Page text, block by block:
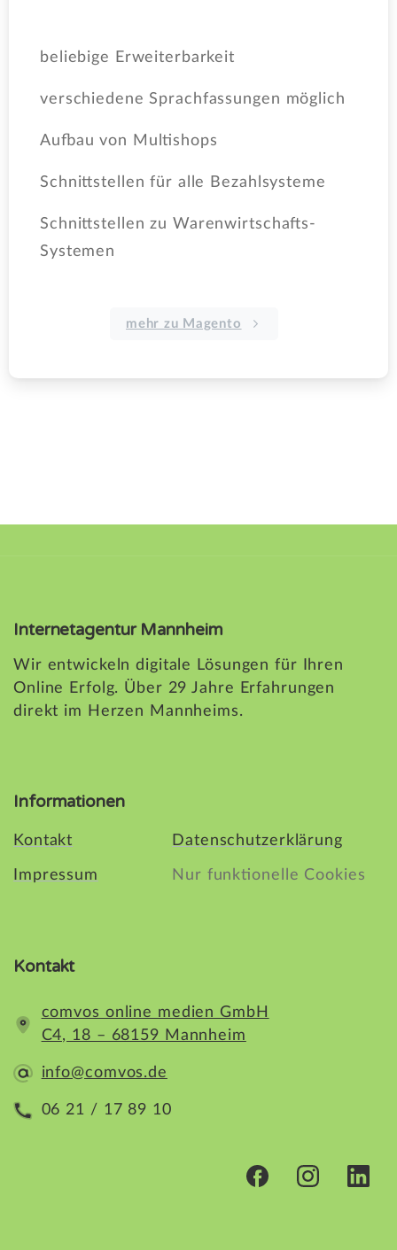
beliebige Erweiterbarkeit
verschiedene Sprachfassungen möglich
Aufbau von Multishops
Schnittstellen für alle Bezahlsysteme
Schnittstellen zu Warenwirtschafts-
Systemen
mehr zu Magento
Internetagentur Mannheim
Wir entwickeln digitale Lösungen für Ihren
Online Erfolg. Über 29 Jahre Erfahrungen
direkt im Herzen Mannheims.
Informationen
Kontakt
Impressum
Datenschutzerklärung
Nur funktionelle Cookies
Kontakt
comvos online medien GmbH
C4, 18 – 68159 Mannheim
info@comvos.de
06 21 / 17 89 10